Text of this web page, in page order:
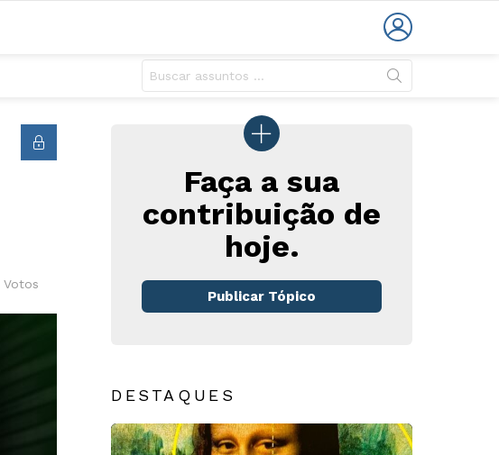
Votos
Faça a sua
contribuição de
hoje.
Publicar Tópico
DESTAQUES